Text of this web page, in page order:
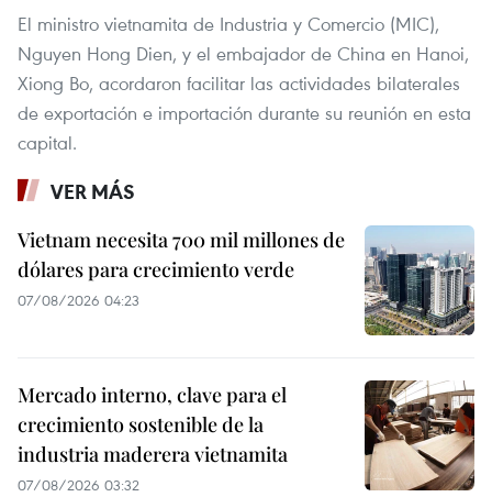
El ministro vietnamita de Industria y Comercio (MIC),
Nguyen Hong Dien, y el embajador de China en Hanoi,
Xiong Bo, acordaron facilitar las actividades bilaterales
de exportación e importación durante su reunión en esta
capital.
VER MÁS
Vietnam necesita 700 mil millones de
dólares para crecimiento verde
07/08/2026 04:23
Mercado interno, clave para el
crecimiento sostenible de la
industria maderera vietnamita
07/08/2026 03:32